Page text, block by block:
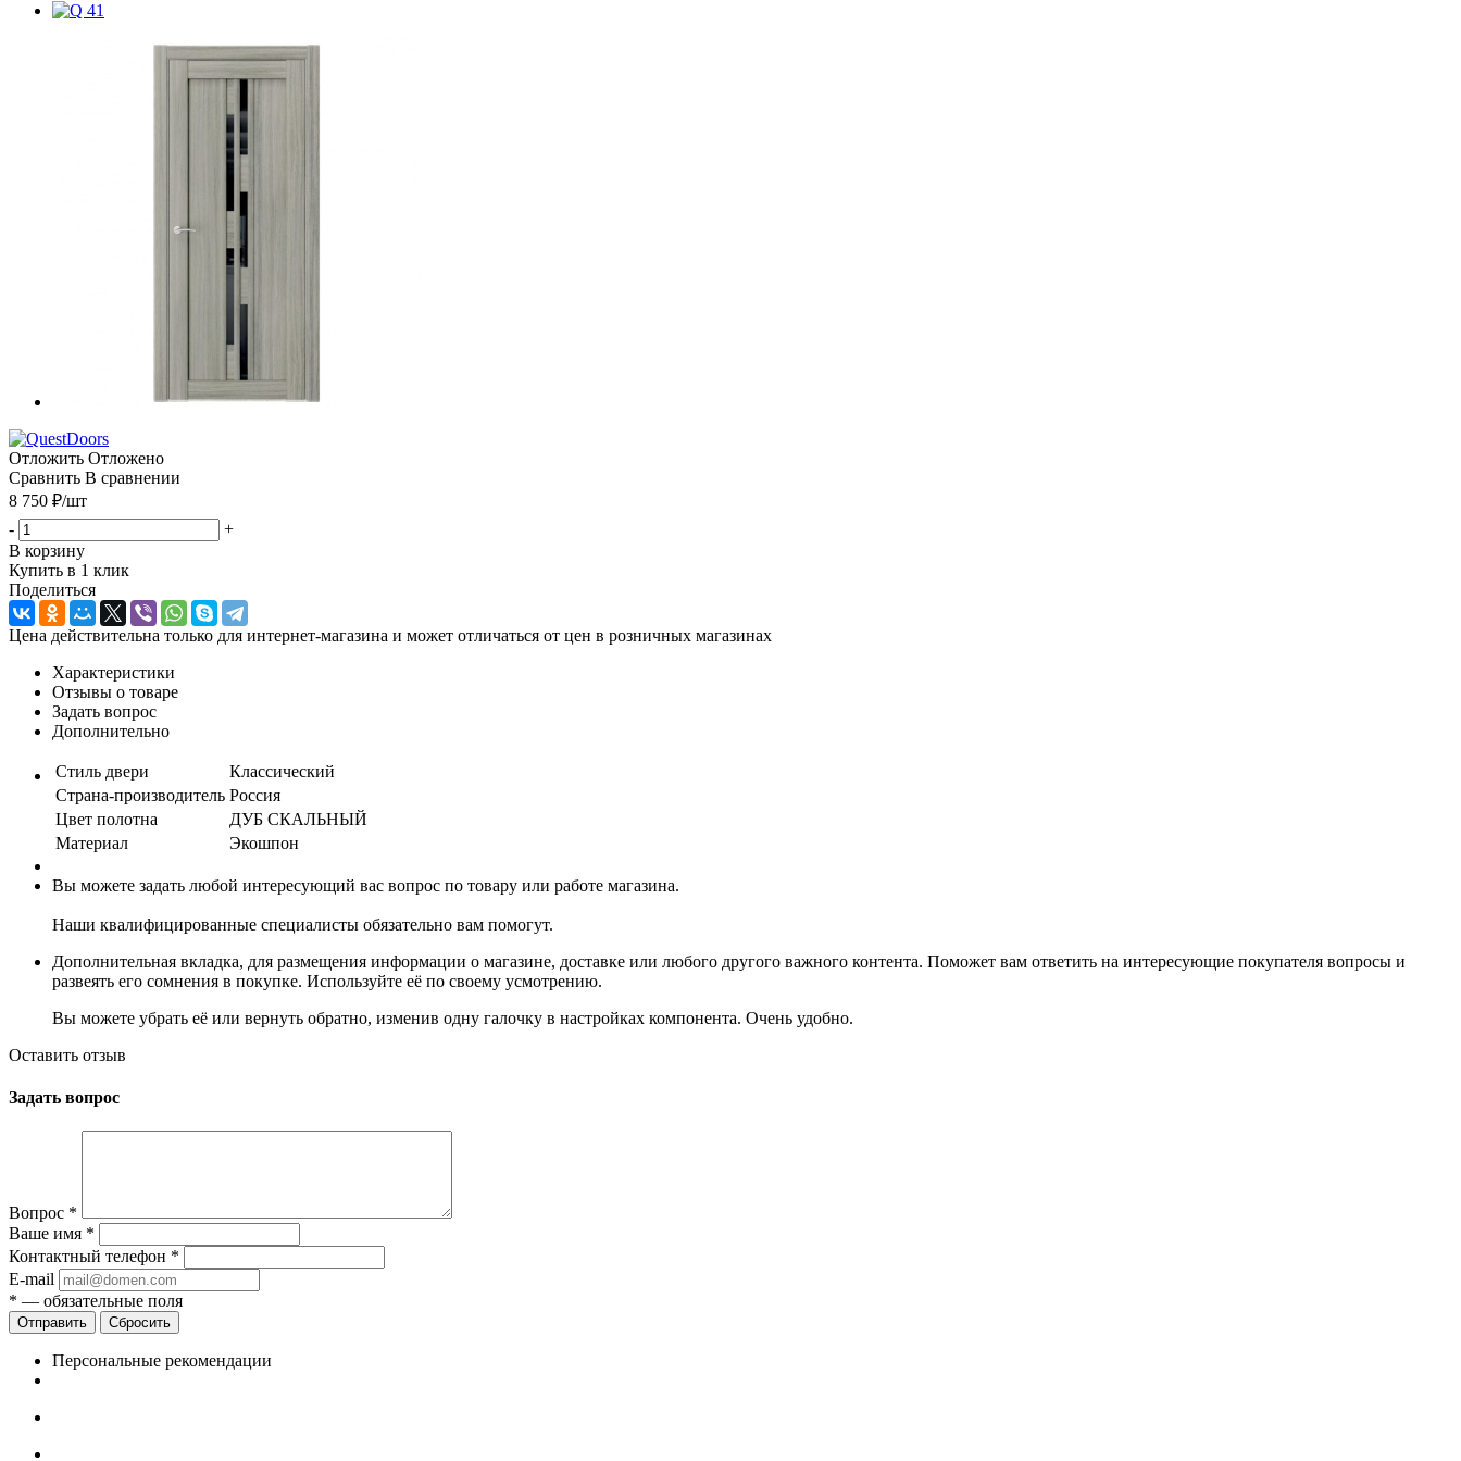
Отложить Отложено
Сравнить В сравнении
8 750 ₽/шт
-
+
В корзину
Купить в 1 клик
Поделиться
Цена действительна только для интернет-магазина и может отличаться от цен в розничных магазинах
Характеристики
Отзывы о товаре
Задать вопрос
Дополнительно
Стиль двери
Классический
Страна-производитель Россия
Цвет полотна
ДУБ СКАЛЬНЫЙ
Материал
Экошпон
Вы можете задать любой интересующий вас вопрос по товару или работе магазина.
Наши квалифицированные специалисты обязательно вам помогут.
Дополнительная вкладка, для размещения информации о магазине, доставке или любого другого важного контента. Поможет вам ответить на интересующие покупателя вопросы и
развеять его сомнения в покупке. Используйте её по своему усмотрению.
Вы можете убрать её или вернуть обратно, изменив одну галочку в настройках компонента. Очень удобно.
Оставить отзыв
Задать вопрос
Вопрос *
Ваше имя *
Контактный телефон *
E-mail
* — обязательные поля
Сбросить
Персональные рекомендации